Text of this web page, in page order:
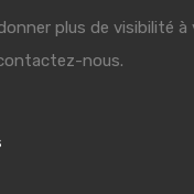
plus de visibilité à
nous.